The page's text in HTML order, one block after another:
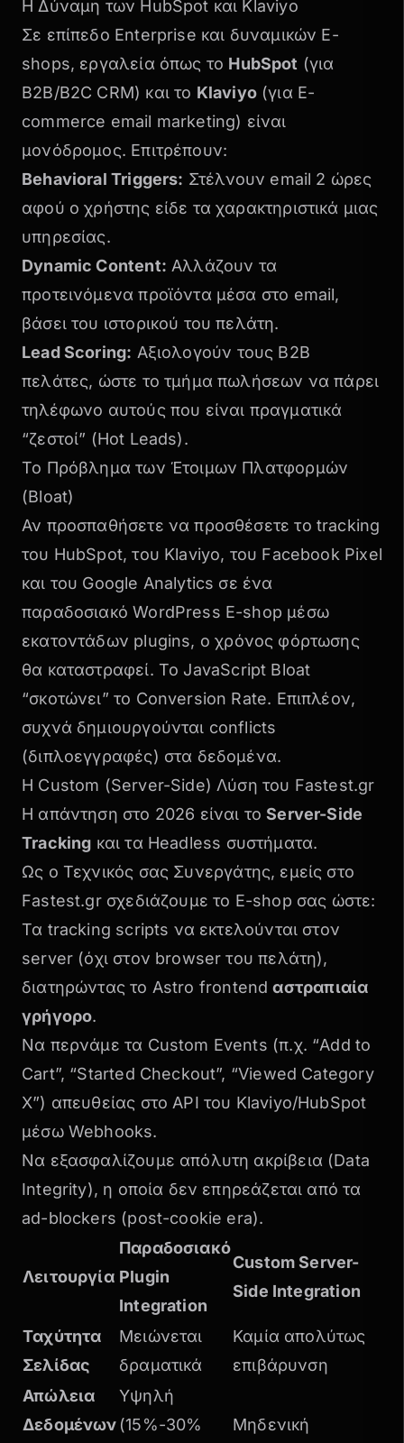
Η Δύναμη των HubSpot και Klaviyo
Σε επίπεδο Enterprise και δυναμικών E-
shops, εργαλεία όπως το HubSpot (για
B2B/B2C CRM) και το Klaviyo(για E-
commerce email marketing) είναι
μονόδρομος. Επιτρέπουν:
Behavioral Triggers: Στέλνουν email 2 ώρες
αφού ο χρήστης είδε τα χαρακτηριστικά μιας
υπηρεσίας.
Dynamic Content: Αλλάζουν τα
προτεινόμενα προϊόντα μέσα στο email,
βάσει του ιστορικού του πελάτη.
Lead Scoring: Αξιολογούν τους B2B
πελάτες, ώστε το τμήμα πωλήσεων να πάρει
τηλέφωνο αυτούς που είναι πραγματικά
“ζεστοί” (Hot Leads).
Το Πρόβλημα των Έτοιμων Πλατφορμών
(Bloat)
Αν προσπαθήσετε να προσθέσετε το tracking
του HubSpot, του Klaviyo, του Facebook Pixel
και του Google Analytics σε ένα
παραδοσιακό WordPress E-shop μέσω
εκατοντάδων plugins, οχρόνος φόρτωσης
θα καταστραφεί. Το JavaScript Bloat
“σκοτώνει” το Conversion Rate. Επιπλέον,
συχνά δημιουργούνται conflicts
(διπλοεγγραφές) στα δεδομένα.
Η Custom (Server-Side) Λύση του Fastest.gr
Η απάντηση στο 2026 είναι τοServer-Side
Tracking και τα Headless συστήματα.
Ως ο Τεχνικός σας Συνεργάτης, εμείς στο
Fastest.gr σχεδιάζουμε το E-shop σας ώστε:
Τα tracking scripts να εκτελούνται στον
server (όχι στον browser του πελάτη),
διατηρώντας το Astro frontend αστραπιαία
γρήγορο.
Να περνάμε τα Custom Events (π.χ. “Add to
Cart”, “Started Checkout”, “Viewed Category
X”) απευθείας στο API του Klaviyo/HubSpot
μέσω Webhooks.
Να εξασφαλίζουμε απόλυτη ακρίβεια (Data
Integrity), η οποία δεν επηρεάζεται από τα
ad-blockers (post-cookie era).
Λειτουργία
Παραδοσιακό
Plugin
Integration
Custom Server-
Side Integration
Ταχύτητα
Σελίδας
Μειώνεται
δραματικά
Καμία απολύτως
επιβάρυνση
Απώλεια
Δεδομένων
Υψηλή
(15%-30%
Μηδενική